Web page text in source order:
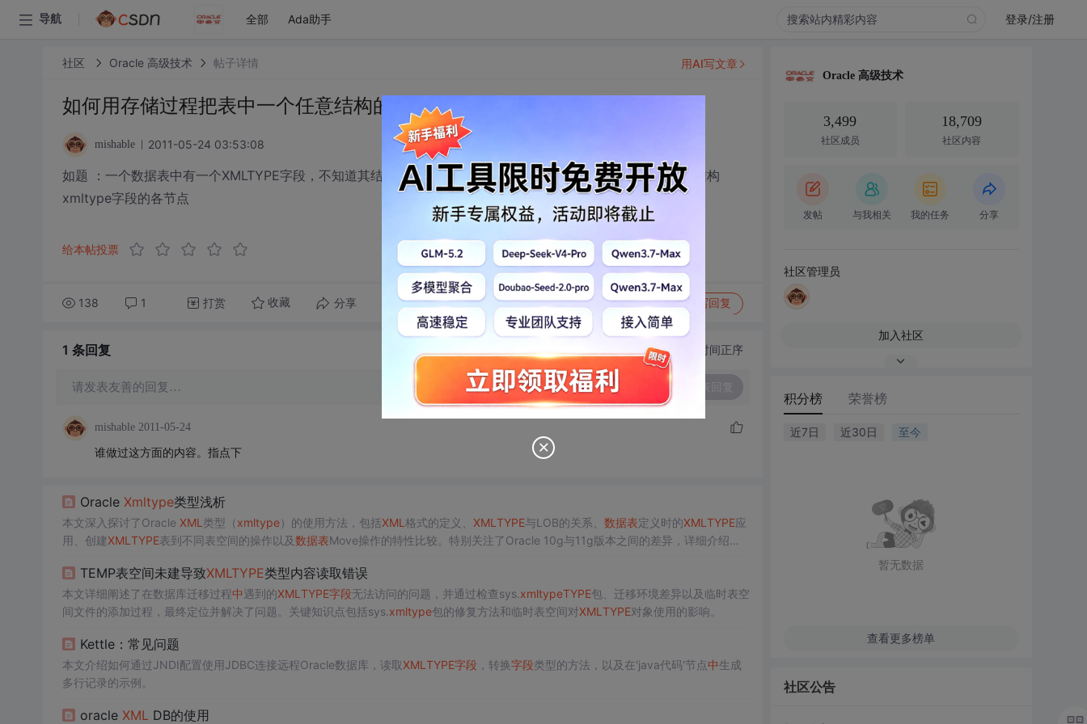
导航 全部 Ada助手 登录/注册
社区 Oracle 高级技术 帖子详情
如何用存储过程把表中一个任意结构的xmltype字段 存入一个新数据表中
mishable 2011-05-24 03:53:08
如题 ：一个数据表中有一个XMLTYPE字段，不知道其结构。如何把其导入一个数据表中。或如何遍历一个未知结构
xmltype字段的各节点
给本帖投票
138 1 打赏 收藏 分享 转发到动态 举报 写回复
用AI写文章
1 条回复 切换为时间正序
请发表友善的回复…
mishable 2011-05-24
谁做过这方面的内容。指点下
Oracle Xmltype类型浅析
本文深入探讨了Oracle XML 类型（ xmltype）的使用方法，包括XML 格式的定义、 XML TYPE与LOB的关系、 数据表定义时的XML TYPE应
用、创建XML TYPE表到不同表空间的操作以及数据表Move操作的特性比较。特别关注了Oracle 10g与11g版本之间的差异，详细介绍了
TEMP表空间未建导致XMLTYPE类型内容读取错误
本文详细阐述了在数据库迁移过程中遇到的XML TYPE字段无法访问的问题，并通过检查sys. xmltypeTYPE包、迁移环境差异以及临时表空
间文件的添加过程，最终定位并解决了问题。关键知识点包括sys. xmltype包的修复方法和临时表空间对XML TYPE对象使用的影响。
Kettle：常见问题
本文介绍如何通过JNDI配置使用JDBC连接远程Oracle数据库，读取XML TYPE字段，转换字段类型的方法，以及在'java代码'节点中生成
多行记录的示例。
oracle XML DB的使用
Oracle 高级技术
3,499
社区成员
18,709
社区内容
发帖 与我相关 我的任务 分享
社区管理员
加入社区
积分榜 荣誉榜
近7日 近30日 至今
暂无数据
查看更多榜单
社区公告